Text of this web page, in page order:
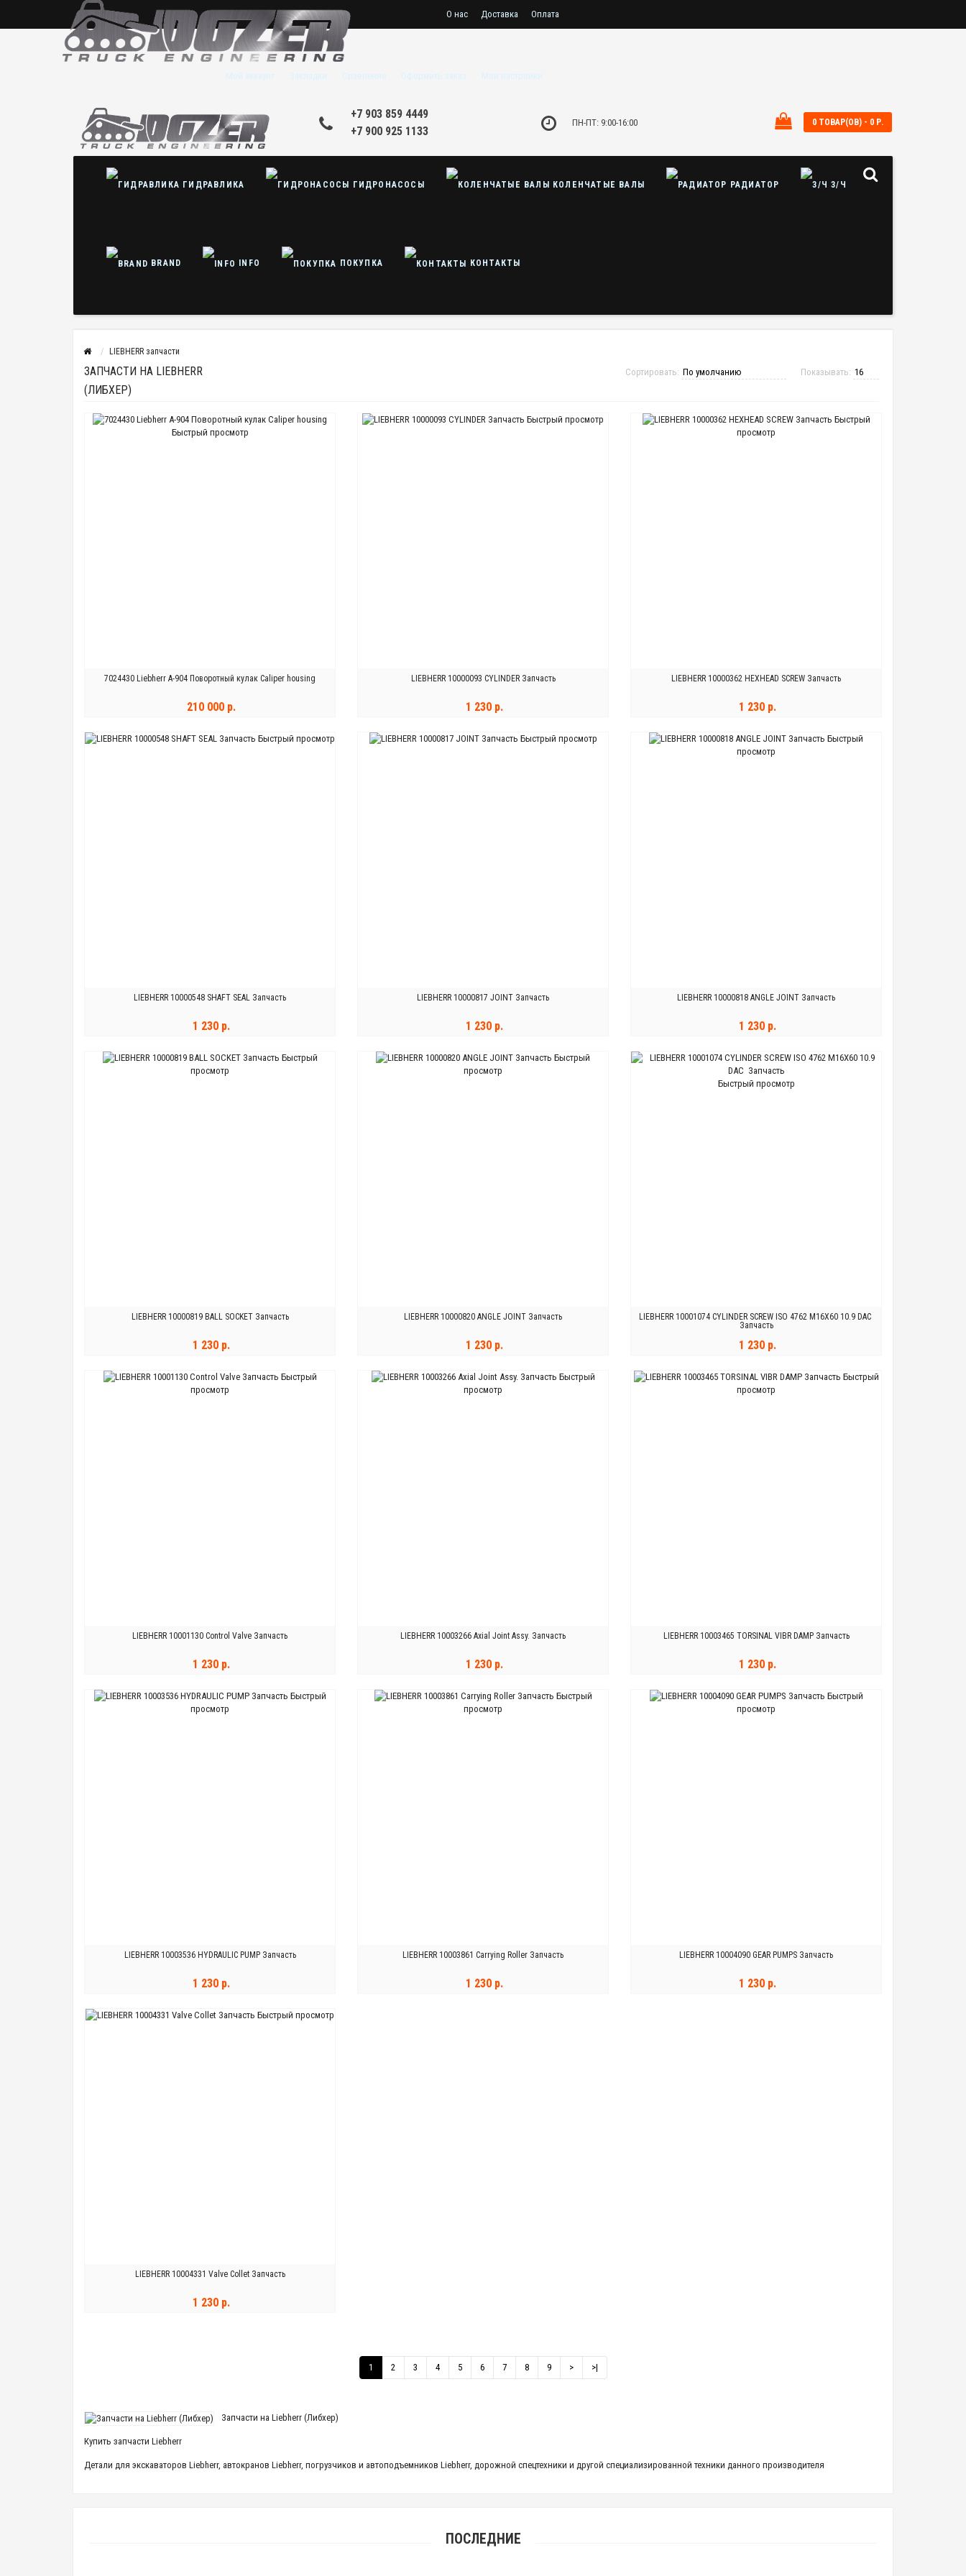
О нас Доставка Оплата
Мой аккаунт Закладки Сравнение Оформить заказ Мои настройки
+7 903 859 4449
+7 900 925 1133
ПН-ПТ: 9:00-16:00 0 ТОВАР(ОВ) - 0 Р.
ГИДРАВЛИКА ГИДРОНАСОСЫ КОЛЕНЧАТЫЕ ВАЛЫ РАДИАТОР З/Ч
BRAND INFO ПОКУПКА КОНТАКТЫ
LIEBHERR запчасти
ЗАПЧАСТИ НА LIEBHERR
(ЛИБХЕР)
Показывать:
Сортировать:
Быстрый просмотр
7024430 Liebherr A-904 Поворотный кулак Caliper housing
210 000 р.
В КОРЗИНУ
Быстрый просмотр
LIEBHERR 10000093 CYLINDER Запчасть
1 230 р.
В КОРЗИНУ
Быстрый
просмотр
LIEBHERR 10000362 HEXHEAD SCREW Запчасть
1 230 р.
В КОРЗИНУ
Быстрый просмотр
LIEBHERR 10000548 SHAFT SEAL Запчасть
1 230 р.
В КОРЗИНУ
Быстрый просмотр
LIEBHERR 10000817 JOINT Запчасть
1 230 р.
В КОРЗИНУ
Быстрый
просмотр
LIEBHERR 10000818 ANGLE JOINT Запчасть
1 230 р.
В КОРЗИНУ
Быстрый
просмотр
LIEBHERR 10000819 BALL SOCKET Запчасть
1 230 р.
В КОРЗИНУ
Быстрый
просмотр
LIEBHERR 10000820 ANGLE JOINT Запчасть
1 230 р.
В КОРЗИНУ
Быстрый просмотр
LIEBHERR 10001074 CYLINDER SCREW ISO 4762 M16X60 10.9 DAC
Запчасть
1 230 р.
В КОРЗИНУ
Быстрый
просмотр
LIEBHERR 10001130 Control Valve Запчасть
1 230 р.
В КОРЗИНУ
Быстрый
просмотр
LIEBHERR 10003266 Axial Joint Assy. Запчасть
1 230 р.
В КОРЗИНУ
Быстрый
просмотр
LIEBHERR 10003465 TORSINAL VIBR DAMP Запчасть
1 230 р.
В КОРЗИНУ
Быстрый
просмотр
LIEBHERR 10003536 HYDRAULIC PUMP Запчасть
1 230 р.
В КОРЗИНУ
Быстрый
просмотр
LIEBHERR 10003861 Carrying Roller Запчасть
1 230 р.
Быстрый
просмотр
LIEBHERR 10004090 GEAR PUMPS Запчасть
1 230 р.
Быстрый просмотр
LIEBHERR 10004331 Valve Collet Запчасть
1 230 р.
1 2 3 4 5 6 7 8 9 > >|
Запчасти на Liebherr (Либхер)
Купить запчасти Liebherr
Детали для экскаваторов Liebherr, автокранов Liebherr, погрузчиков и автоподъемников Liebherr, дорожной спецтехники и другой специализированной техники данного производителя
ПОСЛЕДНИЕ